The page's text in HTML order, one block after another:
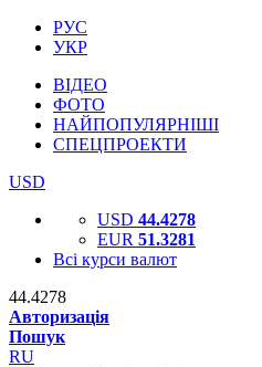
РУС
УКР
ВІДЕО
ФОТО
НАЙПОПУЛЯРНІШІ
СПЕЦПРОЕКТИ
USD
USD 44.4278
EUR 51.3281
Всі курси валют
44.4278
Авторизація
Пошук
RU